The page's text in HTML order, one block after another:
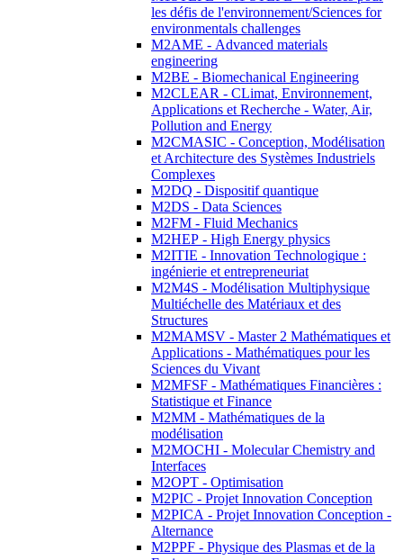
les défis de l'environnement/Sciences for
environmentals challenges
M2AME - Advanced materials
engineering
M2BE - Biomechanical Engineering
M2CLEAR - CLimat, Environnement,
Applications et Recherche - Water, Air,
Pollution and Energy
M2CMASIC - Conception, Modélisation
et Architecture des Systèmes Industriels
Complexes
M2DQ - Dispositif quantique
M2DS - Data Sciences
M2FM - Fluid Mechanics
M2HEP - High Energy physics
M2ITIE - Innovation Technologique :
ingénierie et entrepreneuriat
M2M4S - Modélisation Multiphysique
Multiéchelle des Matériaux et des
Structures
M2MAMSV - Master 2 Mathématiques et
Applications - Mathématiques pour les
Sciences du Vivant
M2MFSF - Mathématiques Financières :
Statistique et Finance
M2MM - Mathématiques de la
modélisation
M2MOCHI - Molecular Chemistry and
Interfaces
M2OPT - Optimisation
M2PIC - Projet Innovation Conception
M2PICA - Projet Innovation Conception -
Alternance
M2PPF - Physique des Plasmas et de la